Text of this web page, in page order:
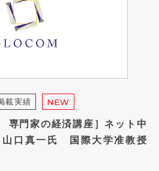
載実績 NEW
専門家の経済講座］ネット中
口真一氏 国際大学准教授